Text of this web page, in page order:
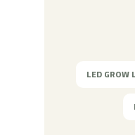
LED GROW